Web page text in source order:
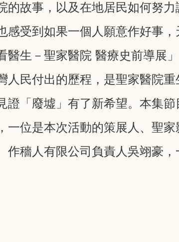
的故事，以及在地居民如何努
感受到如果一個人願意作好事
醫生－聖家醫院 醫療史前導展
人民付出的歷程，是聖家醫院
證「廢墟」有了新希望。本集
一位是本次活動的策展人、聖
作穡人有限公司負責人吳翊豪